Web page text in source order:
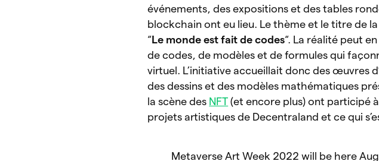
événements, des expositions et des tables
blockchain ont eu lieu. Le thème et le titre de
“Le monde est fait de codes“. La réalité peut
de codes, de modèles et de formules qui
virtuel. L’initiative accueillait donc des œuvres
des dessins et des modèles mathématiques
la scène des NFT (et encore plus) ont participé
projets artistiques de Decentraland et ce qui
Metaverse Art Week 2022 will be here